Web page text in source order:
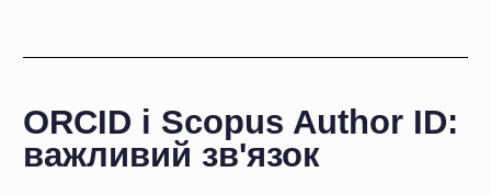
форми
(кирилиця спричиняє проблеми з
індексацією — її варто додати пізніше у
поле «Також відомий як»); діючу
електронну адресу (двічі для